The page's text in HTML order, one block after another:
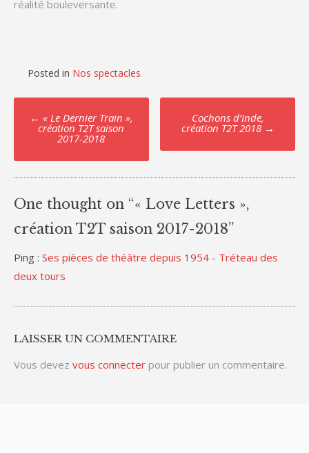
réalité bouleversante.
Posted in Nos spectacles
Post
navigation
← « Le Dernier Train »,
création T2T saison
2017-2018
Cochons d’Inde,
création T2T 2018 →
One thought on “« Love Letters »,
création T2T saison 2017-2018”
Ping : Ses pièces de théâtre depuis 1954 - Tréteau des
deux tours
LAISSER UN COMMENTAIRE
Vous devez vous connecter pour publier un commentaire.